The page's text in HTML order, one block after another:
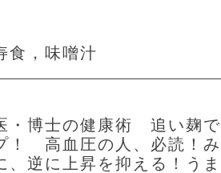
食，味噌汁
・博士の健康術 追い麹で
！ 高血圧の人、必読！み
、逆に上昇を抑える！うま